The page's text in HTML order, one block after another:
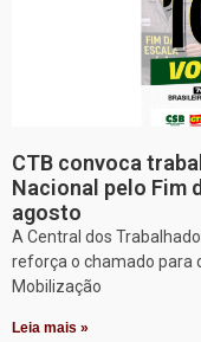
CTB convoca
Nacional pelo Fim
agosto
A Central dos
reforça o chamado para
Mobilização
Leia mais »